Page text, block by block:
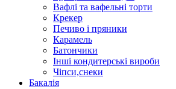
Вафлі та вафельні торти
Крекер
Печиво і пряники
Карамель
Батончики
Інші кондитерські вироби
Чіпси,снеки
Бакалія